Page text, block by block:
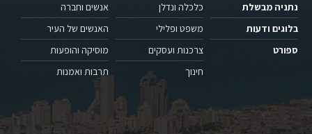
נתניה מבשלת
בלוגים ודעות
ספורט
כלכלה ונדלן
משפט ופלילי
צרכנות ועסקים
חינוך
אנשים וחברה
האנשים של העיר
מוסיקה והופעות
תרבות ואמנות